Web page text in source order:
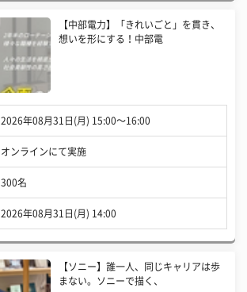
【中部電力】「きれいごと」を貫き、
想いを形にする！中部電
2026年08月31日(月) 15:00〜16:00
オンラインにて実施
300名
2026年08月31日(月) 14:00
【ソニー】誰一人、同じキャリアは歩
まない。ソニーで描く、